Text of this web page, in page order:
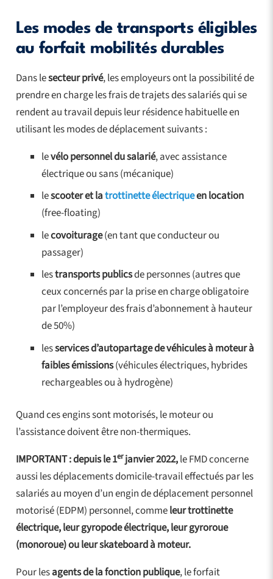
Les modes de transports éligibles
au forfait mobilités durables
Dans lesecteur privé, les employeurs ont la possibilité de
prendre en charge les frais de trajets des salariés qui se
rendent au travail depuis leur résidence habituelle en
utilisant les modes de déplacement suivants :
levélo personnel du salarié, avec assistance
électrique ou sans (mécanique)
lescooter et latrottinette électriqueen location
(free-floating)
lecovoiturage(en tant que conducteur ou
passager)
lestransports publicsde personnes (autres que
ceux concernés par la prise en charge obligatoire
par l’employeur des frais d’abonnement à hauteur
de 50%)
lesservices d’autopartage de véhicules à moteur à
faibles émissions(véhicules électriques, hybrides
rechargeables ou à hydrogène)
Quand ces engins sont motorisés, le moteur ou
l’assistance doivent être non-thermiques.
IMPORTANT :depuis le 1erjanvier 2022,le FMD concerne
aussi les déplacements domicile-travail effectués par les
salariés au moyen d’un engin de déplacement personnel
motorisé (EDPM) personnel, commeleur trottinette
électrique, leur gyropode électrique, leur gyroroue
(monoroue) ou leur skateboard à moteur.
Pour lesagents de la fonction publique, le forfait